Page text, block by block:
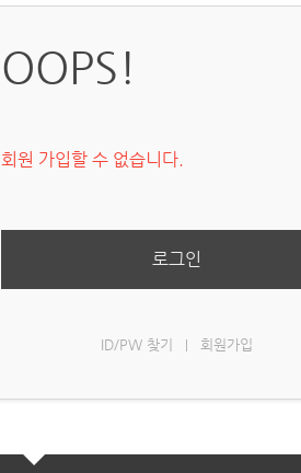
OOPS!
회원 가입할 수 없습니다.
로그인
ID/PW 찾기 회원가입